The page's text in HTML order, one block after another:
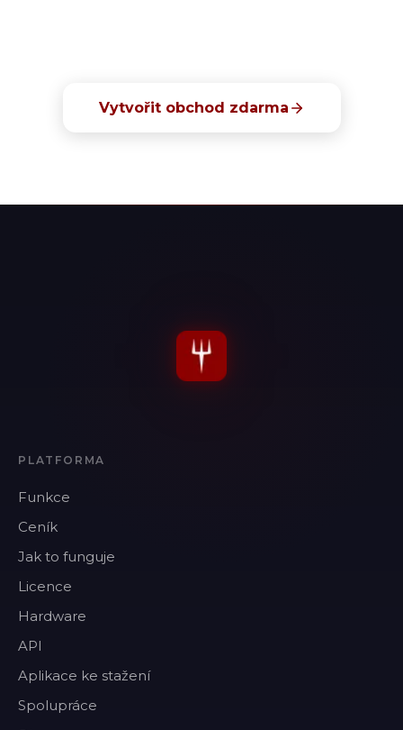
Vytvořit obchod zdarma
PLATFORMA
Funkce
Ceník
Jak to funguje
Licence
Hardware
API
Aplikace ke stažení
Spolupráce